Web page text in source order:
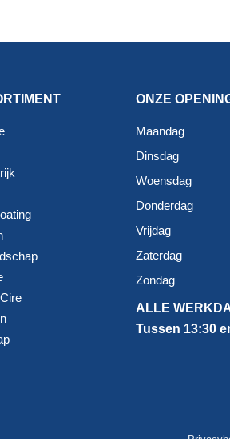
ONZE
Maandag
Dinsdag
Woensdag
Donderdag
Vrijdag
Zaterdag
Zondag
ALLE
Tussen 13:30